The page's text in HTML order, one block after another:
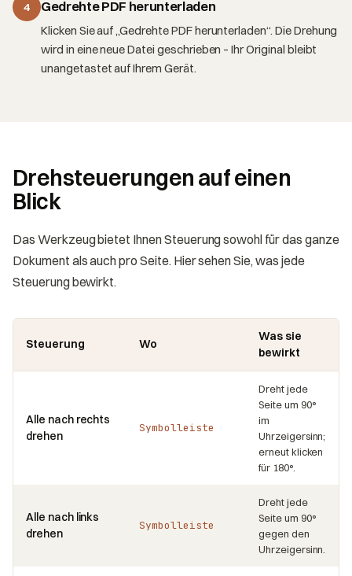
4 Gedrehte PDF herunterladen
Klicken Sie auf „Gedrehte PDF herunterladen“. Die Drehung
wird in eine neue Datei geschrieben – Ihr Original bleibt
unangetastet auf Ihrem Gerät.
Drehsteuerungen auf einen
Blick
Das Werkzeug bietet Ihnen Steuerung sowohl für das ganze
Dokument als auch pro Seite. Hier sehen Sie, was jede
Steuerung bewirkt.
Steuerung Wo
Was sie
bewirkt
Alle nach rechts
drehen
Symbolleiste
Dreht jede
Seite um 90°
im
Uhrzeigersinn;
erneut klicken
für 180°.
Alle nach links
drehen
Symbolleiste
Dreht jede
Seite um 90°
gegen den
Uhrzeigersinn.